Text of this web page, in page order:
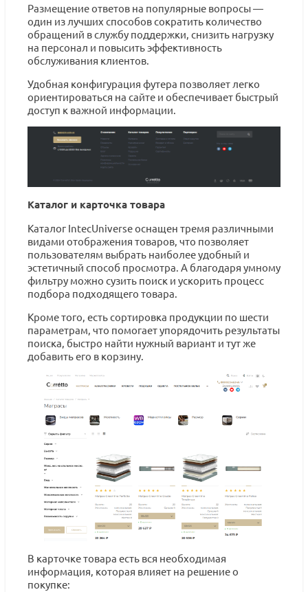
Размещение ответов на популярные вопросы —
один из лучших способов сократить количество
обращений в службу поддержки, снизить нагрузку
на персонал и повысить эффективность
обслуживания клиентов.
Удобная конфигурация футера позволяет легко
ориентироваться на сайте и обеспечивает быстрый
доступ к важной информации.
Каталог и карточка товара
Каталог IntecUniverse оснащен тремя различными
видами отображения товаров, что позволяет
пользователям выбрать наиболее удобный и
эстетичный способ просмотра. А благодаря умному
фильтру можно сузить поиск и ускорить процесс
подбора подходящего товара.
Кроме того, есть сортировка продукции по шести
параметрам, что помогает упорядочить результаты
поиска, быстро найти нужный вариант и тут же
добавить его в корзину.
В карточке товара есть вся необходимая
информация, которая влияет на решение о
покупке: